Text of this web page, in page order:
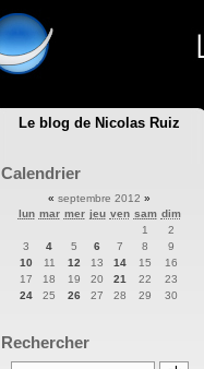
Le blog de Nicolas Ruiz
Calendrier
« septembre 2012 »
lun mar mer jeu ven sam dim
1
2
3
4 5 6 7 8
9
10
11 12 13 14 15
16
17
18 19 20 21 22
23
24
25 26 27 28 29 30
Rechercher